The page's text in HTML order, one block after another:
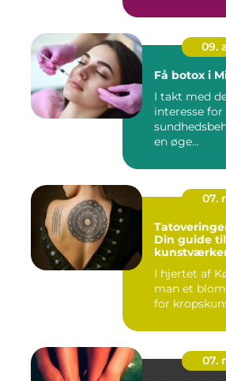
09.
Få botox i
I takt med
interesse
en øge...
07.
Din guide
I hjertet af
man et
for
07.